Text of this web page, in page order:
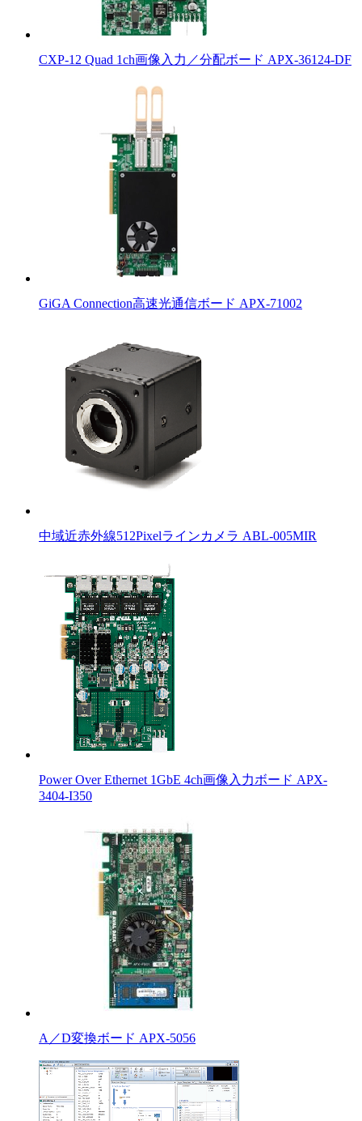
CXP-12 Quad 1ch画像入力／分配ボード APX-36124-DF
GiGA Connection高速光通信ボード APX-71002
中域近赤外線512Pixelラインカメラ ABL-005MIR
Power Over Ethernet 1GbE 4ch画像入力ボード APX-
3404-I350
A／D変換ボード APX-5056